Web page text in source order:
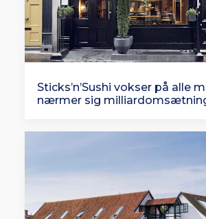
Sticks’n’Sushi vokser på alle
nærmer sig